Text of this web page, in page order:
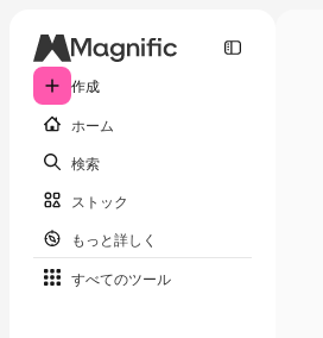
作成
ホーム
検索
ストック
もっと詳しく
すべてのツール